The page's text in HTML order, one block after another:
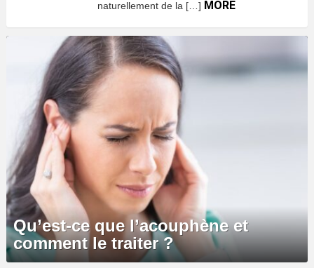
naturellement de la […] MORE
Qu’est-ce que l’acouphène et
comment le traiter ?